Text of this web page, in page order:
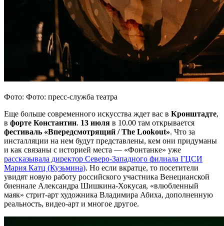
Фото: Фото: пресс-служба театра
Еще больше современного искусства ждет вас в Кронштадте,
в форте Константин. 13 июля в 10.00 там открывается
фестиваль «Впередсмотрящий / The Lookout». Что за
инсталляции на нем будут представлены, кем они придуманы
и как связаны с историей места — «Фонтанке» уже
рассказывала директор Северо-Западного филиала ГЦСИ
Мария Катц (Кузьмина). Но если вкратце, то посетители
увидят новую работу российского участника Венецианской
биеннале Александра Шишкина-Хокусая, «влюбленный
маяк» стрит-арт художника Владимира Абиха, дополненную
реальность, видео-арт и многое другое.